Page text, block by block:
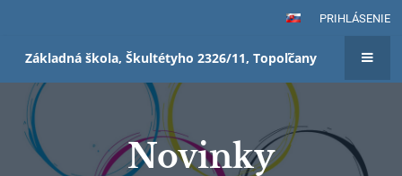
PRIHLÁSENIE
Základná škola, Škultétyho 2326/11, Topoľčany
Novinky